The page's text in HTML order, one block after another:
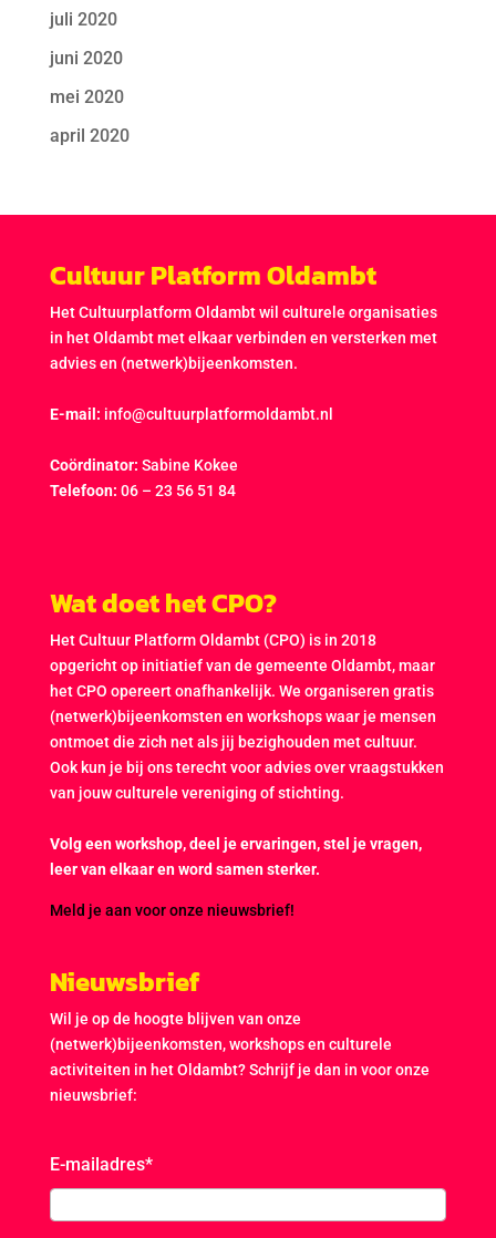
juli 2020
juni 2020
mei 2020
april 2020
Cultuur Platform Oldambt
Het Cultuurplatform Oldambt wil culturele organisaties
in het Oldambt met elkaar verbinden en versterken met
advies en (netwerk)bijeenkomsten.
E-mail: info@cultuurplatformoldambt.nl
Coördinator: Sabine Kokee
Telefoon: 06 – 23 56 51 84
Wat doet het CPO?
Het Cultuur Platform Oldambt (CPO) is in 2018
opgericht op initiatief van de gemeente Oldambt, maar
het CPO opereert onafhankelijk. We organiseren gratis
(netwerk)bijeenkomsten en workshops waar je mensen
ontmoet die zich net als jij bezighouden met cultuur.
Ook kun je bij ons terecht voor advies over vraagstukken
van jouw culturele vereniging of stichting.
Volg een workshop, deel je ervaringen, stel je vragen,
leer van elkaar en word samen sterker.
Meld je aan voor onze nieuwsbrief!
Nieuwsbrief
Wil je op de hoogte blijven van onze
(netwerk)bijeenkomsten, workshops en culturele
activiteiten in het Oldambt? Schrijf je dan in voor onze
nieuwsbrief:
E-mailadres*